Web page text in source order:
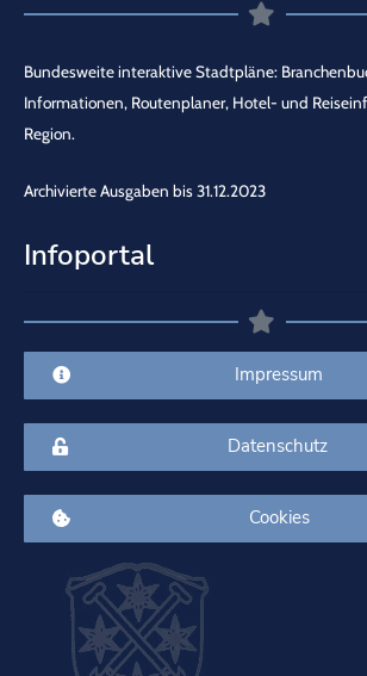
Bundesweite interaktive Stadtpläne:
Informationen, Routenplaner, Hotel- und
Region.
Archivierte Ausgaben bis 31.12.2023
Infoportal
Impressum
Datenschutz
Cookies